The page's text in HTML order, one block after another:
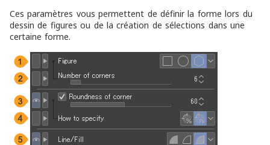
Ces paramètres vous permettent de définir la forme lors du
dessin de figures ou de la création de sélections dans une
certaine forme.